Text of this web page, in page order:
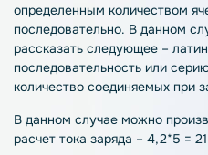
определенным количеством
последовательно. В данном
рассказать следующее –
последовательность или
количество соединяемых при
В данном случае можно
расчет тока заряда – 4,2*5 =